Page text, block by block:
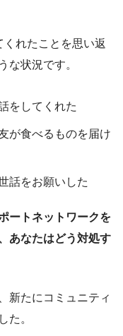
れたことを思い返
な状況です。
をしてくれた
が食べるものを届け
話をお願いした
ートネットワークを
あなたはどう対処す
新たにコミュニティ
た。